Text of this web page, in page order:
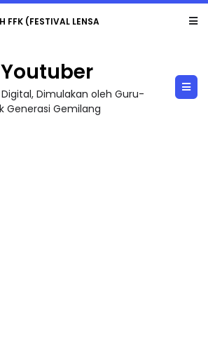
LENSA PENDIDIKAN - FLeP) 2026
Dimulakan oleh Guru-
Generasi Gemilang